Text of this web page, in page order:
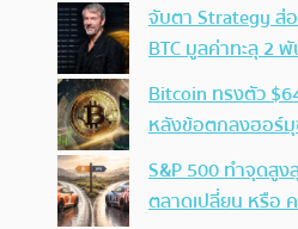
จับตา Strategy ส่
BTC มูลค่าทะลุ 2
Bitcoin ทรงตัว
หลังข้อตกลงฮอร์
S&P 500 ทำจุดสู
ตลาดเปลี่ยน หรือ